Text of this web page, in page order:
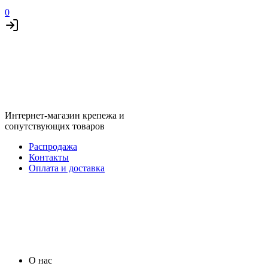
0
Интернет-магазин крепежа и
сопутствующих товаров
Распродажа
Контакты
Оплата и доставка
О нас